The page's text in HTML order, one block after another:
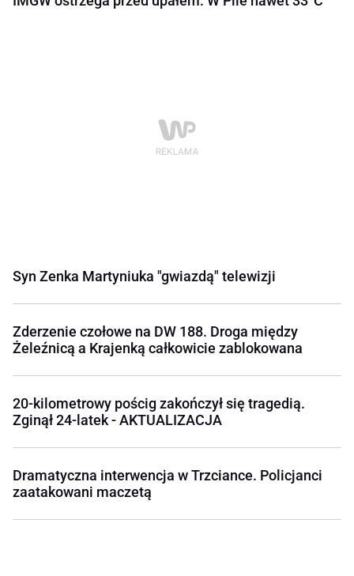
Syn Zenka Martyniuka "gwiazdą" telewizji
Zderzenie czołowe na DW 188. Droga między
Żeleźnicą a Krajenką całkowicie zablokowana
20-kilometrowy pościg zakończył się tragedią.
Zginął 24-latek - AKTUALIZACJA
Dramatyczna interwencja w Trzciance. Policjanci
zaatakowani maczetą